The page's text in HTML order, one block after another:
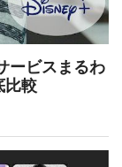
ービスまるわ
比較